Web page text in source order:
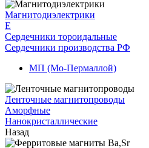
Магнитодиэлектрики
E
Сердечники тороидальные
Сердечники производства РФ
МП (Мо-Пермаллой)
Ленточные магнитопроводы
Аморфные
Нанокристаллические
Назад